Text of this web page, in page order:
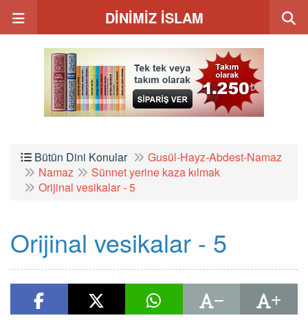
DİNİMİZ İSLAM
Bütün Dini Konular
Gusül-Hayz-Abdest-Namaz
Namaz
Sünnet yerine kaza kılmak
Orijinal vesikalar - 5
Orijinal vesikalar - 5